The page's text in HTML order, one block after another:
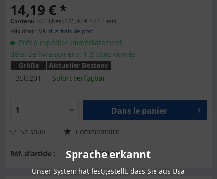
14,19 € *
Contenu : 0.1 Liter (141,90 € * / 1 Liter)
Prix dont TVA plus frais de port
Prêt à expédier immédiatement,
délai de livraison env. 1-3 jours ouvrés
Größe
Aktueller Bestand
350.201
Sofort verfügbar
Dans le panier
Se souv. Commentaire
Réf. d'article : AM-350.201
Sprache erkannt
Unser System hat festgestellt, dass Sie aus Usa